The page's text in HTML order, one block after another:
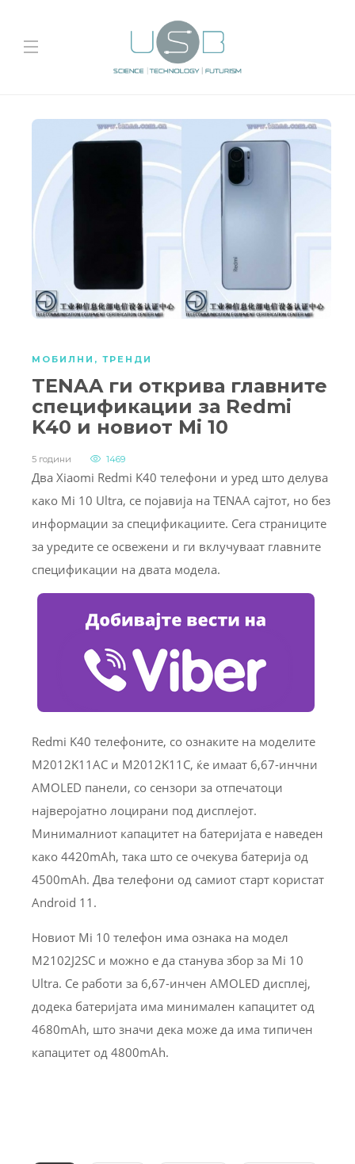
МОБИЛНИ , ТРЕНДИ
TENAA ги открива главните
спецификации за Redmi
K40 и новиот Mi 10
5 години 1469
Два Xiaomi Redmi K40 телефони и уред што делува
како Mi 10 Ultra, се појавија на TENAA сајтот, но без
информации за спецификациите. Сега страниците
за уредите се освежени и ги вклучуваат главните
спецификации на двата модела.
Redmi K40 телефоните, со ознаките на моделите
M2012K11AC и M2012K11C, ќе имаат 6,67-инчни
AMOLED панели, со сензори за отпечатоци
најверојатно лоцирани под дисплејот.
Минималниот капацитет на батеријата е наведен
како 4420mAh, така што се очекува батерија од
4500mAh. Два телефони од самиот старт користат
Android 11.
Новиот Mi 10 телефон има ознака на модел
M2102J2SC и можно е да станува збор за Mi 10
Ultra. Се работи за 6,67-инчен AMOLED дисплеј,
додека батеријата има минимален капацитет од
4680mAh, што значи дека може да има типичен
капацитет од 4800mAh.